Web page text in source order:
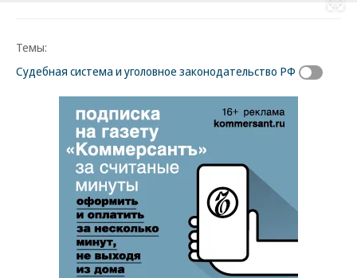
Темы:
Судебная система и уголовное законодательство РФ